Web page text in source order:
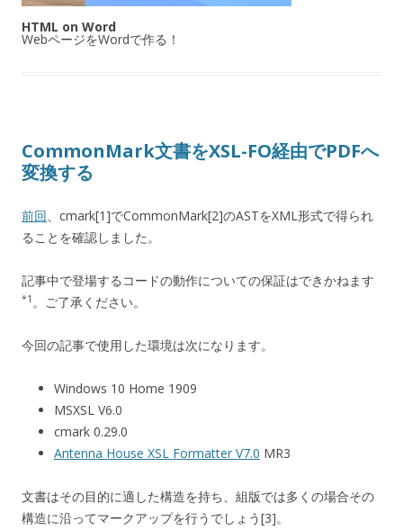
HTML on Word
WebページをWordで作る！
CommonMark文書をXSL-FO経由でPDFへ
変換する
前回、cmark[1]でCommonMark[2]のASTをXML形式で得られ
ることを確認しました。
記事中で登場するコードの動作についての保証はできかねます
*1 。ご了承ください。
今回の記事で使用した環境は次になります。
Windows 10 Home 1909
MSXSL V6.0
cmark 0.29.0
Antenna House XSL Formatter V7.0 MR3
文書はその目的に適した構造を持ち、組版では多くの場合その
構造に沿ってマークアップを行うでしょう[3]。